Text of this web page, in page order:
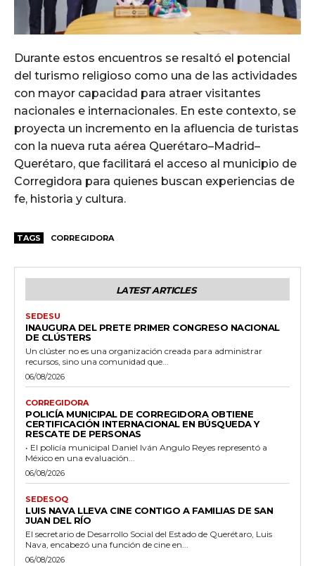
Durante estos encuentros se resaltó el potencial
del turismo religioso como una de las actividades
con mayor capacidad para atraer visitantes
nacionales e internacionales. En este contexto, se
proyecta un incremento en la afluencia de turistas
con la nueva ruta aérea Querétaro–Madrid–
Querétaro, que facilitará el acceso al municipio de
Corregidora para quienes buscan experiencias de
fe, historia y cultura.
TAGS CORREGIDORA
LATEST ARTICLES
SEDESU
INAUGURA DEL PRETE PRIMER CONGRESO NACIONAL
DE CLÚSTERS
Un clúster no es una organización creada para administrar
recursos, sino una comunidad que...
06/08/2026
CORREGIDORA
POLICÍA MUNICIPAL DE CORREGIDORA OBTIENE
CERTIFICACIÓN INTERNACIONAL EN BÚSQUEDA Y
RESCATE DE PERSONAS
• El policía municipal Daniel Iván Angulo Reyes representó a
México en una evaluación...
06/08/2026
SEDESOQ
LUIS NAVA LLEVA CINE CONTIGO A FAMILIAS DE SAN
JUAN DEL RÍO
El secretario de Desarrollo Social del Estado de Querétaro, Luis
Nava, encabezó una función de cine en...
06/08/2026